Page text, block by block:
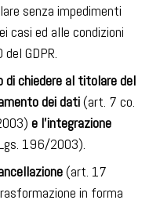
senza impedimenti
casi ed alle condizioni
GDPR.
chiedere al titolare del
dei dati(art. 7 co.
e l’integrazione
196/2003).
(art. 17
in forma